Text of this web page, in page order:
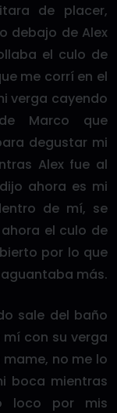
de placer,
debajo de Alex
el culo de
me corrí en el
verga cayendo
Marco que
degustar mi
Alex fue al
ahora es mi
de mí, se
el culo de
por lo que
más.
sale del baño
con su verga
no me lo
boca mientras
loco por mis